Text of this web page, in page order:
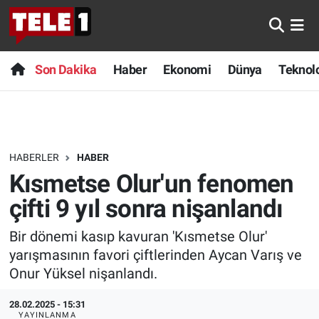
Son Dakika Haber Ekonomi Dünya
HABERLER HABER
Kısmetse Olur'un fenomen
çifti 9 yıl sonra nişanlandı
Bir dönemi kasıp kavuran 'Kısmetse Olur'
yarışmasının favori çiftlerinden Aycan Varış ve
Onur Yüksel nişanlandı.
28.02.2025 - 15:31
YAYINLANMA
Anında Manşet
Başka Sohbetler
Bilim turu
Bilim ve Teknoloji Evreni
Doğa Konuşuyor
Dünya
Ege Saati
Son Dakika
Haber
Dünya
Teknoloji
Sağlık
Spor
Yayın Akışı
Nöbetçi Eczaneler
Hava Durumu
Trafik Durumu
Süper Lig Puan Durumu ve Fikstür
Tüm Manşetler
Son Dakika Haberleri
Haber Arşivi